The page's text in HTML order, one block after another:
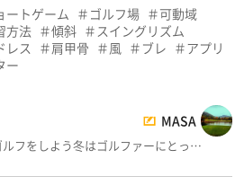
ートゲーム
ゴルフ場
可動域
方法
傾斜
スイングリズム
レス
肩甲骨 風 ブレ
アプリ
ー
MASA
フをしよう冬はゴルファーにとっ…